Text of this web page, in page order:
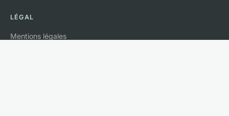
LÉGAL
Mentions légales